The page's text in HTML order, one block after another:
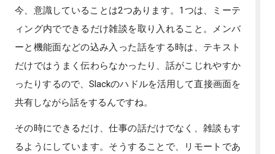
今、意識していることは2つあります。1つは、ミーテ
ィング内でできるだけ雑談を取り入れること。メンバ
ーと機能面などの込み入った話をする時は、テキスト
だけではうまく伝わらなかったり、話がこじれやすか
ったりするので、Slackのハドルを活用して直接画面を
共有しながら話をするんですね。
その時にできるだけ、仕事の話だけでなく、雑談もす
るようにしています。そうすることで、リモートであ